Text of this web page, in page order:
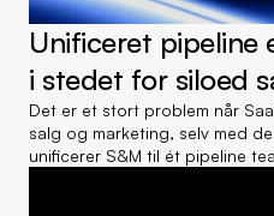
Unificeret pipeline
i stedet for siloed
Det er et stort problem når
salg og marketing, selv med
unificerer S&M til ét pipeline